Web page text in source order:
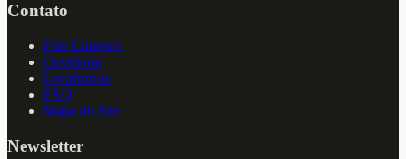
Contato
Fale Conosco
Ouvidoria
Localizacao
FAQ
Mapa do Site
Newsletter